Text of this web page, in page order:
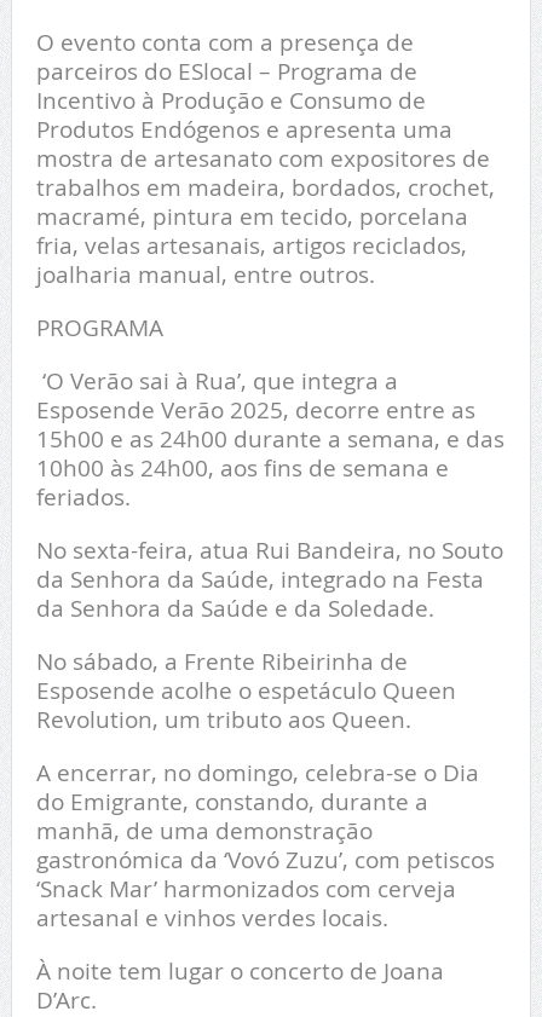
O evento conta com a presença de
parceiros do ESlocal – Programa de
Incentivo à Produção e Consumo de
Produtos Endógenos e apresenta uma
mostra de artesanato com expositores de
trabalhos em madeira, bordados, crochet,
macramé, pintura em tecido, porcelana
fria, velas artesanais, artigos reciclados,
joalharia manual, entre outros.
PROGRAMA
‘O Verão sai à Rua’, que integra a
Esposende Verão 2025, decorre entre as
15h00 e as 24h00 durante a semana, e das
10h00 às 24h00, aos fins de semana e
feriados.
No sexta-feira, atua Rui Bandeira, no Souto
da Senhora da Saúde, integrado na Festa
da Senhora da Saúde e da Soledade.
No sábado, a Frente Ribeirinha de
Esposende acolhe o espetáculo Queen
Revolution, um tributo aos Queen.
A encerrar, no domingo, celebra-se o Dia
do Emigrante, constando, durante a
manhã, de uma demonstração
gastronómica da ‘Vovó Zuzu’, com petiscos
‘Snack Mar’ harmonizados com cerveja
artesanal e vinhos verdes locais.
À noite tem lugar o concerto de Joana
D’Arc.